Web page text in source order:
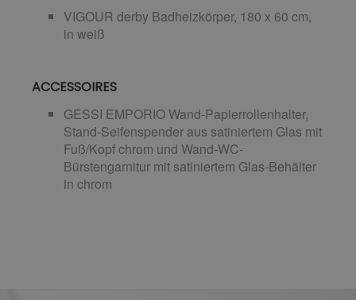
VIGOUR derby Badheizkörper, 180 x 60 cm,
in weiß
ACCESSOIRES
GESSI EMPORIO Wand-Papierrollenhalter,
Stand-Seifenspender aus satiniertem Glas mit
Fuß/Kopf chrom und Wand-WC-
Bürstengarnitur mit satiniertem Glas-Behälter
in chrom